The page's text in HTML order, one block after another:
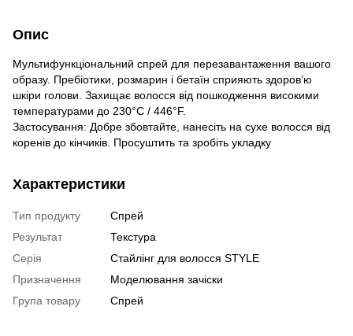
Опис
Мультифункціональний спрей для перезавантаження вашого
образу. Пребіотики, розмарин і бетаїн сприяють здоров’ю
шкіри голови. Захищає волосся від пошкодження високими
температурами до 230°C / 446°F.
Застосування: Добре збовтайте, нанесіть на сухе волосся від
коренів до кінчиків. Просуштить та зробіть укладку
Характеристики
Тип продукту
Спрей
Результат
Текстура
Серія
Стайлінг для волосся STYLE
Призначення
Моделювання зачіски
Група товару
Спрей